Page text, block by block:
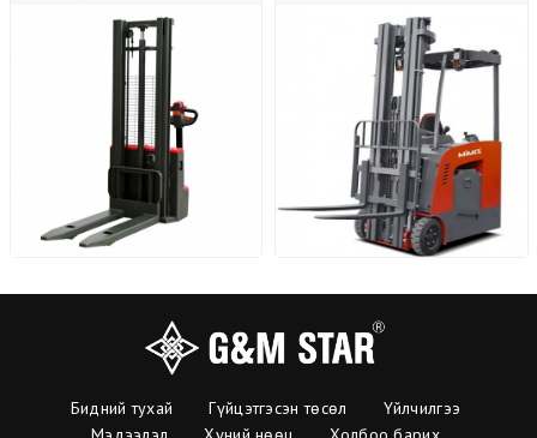
Бидний тухай Гүйцэтгэсэн төсөл
Үйлчилгээ